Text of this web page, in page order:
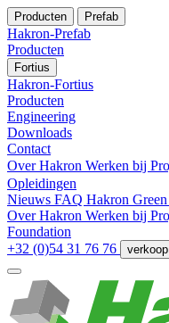
Producten Prefab
Hakron-Prefab
Producten
Fortius
Hakron-Fortius
Producten
Engineering
Downloads
Contact
Over Hakron Werken bij
Opleidingen
Nieuws FAQ Hakron
Over Hakron Werken bij
Foundation
+32 (0)54 31 76 76